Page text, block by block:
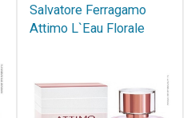
Salvatore Ferragamo
Attimo L`Eau Florale